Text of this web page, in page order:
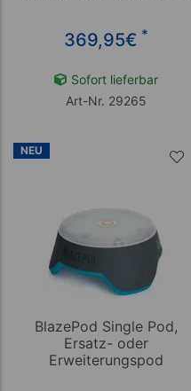
369,95€ *
Sofort lieferbar
Art-Nr. 29265
NEU
BlazePod Single Pod,
Ersatz- oder
Erweiterungspod